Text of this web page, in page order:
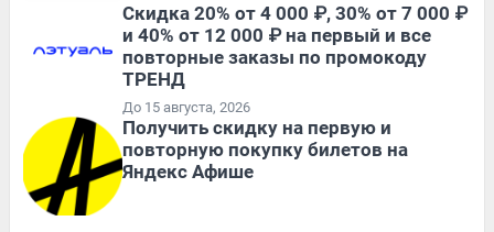
Скидка 20% от 4 000 ₽, 30% от 7 000 ₽
и 40% от 12 000 ₽ на первый и все
повторные заказы по промокоду
ТРЕНД
До 15 августа, 2026
Получить скидку на первую и
повторную покупку билетов на
Яндекс Афише